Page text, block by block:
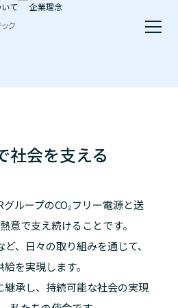
て 企業理念
社会を支える
ループのCO₂フリー電源と送
意で支え続けることです。
、日々の取り組みを通じて、
を実現します。
承し、持続可能な社会の実現